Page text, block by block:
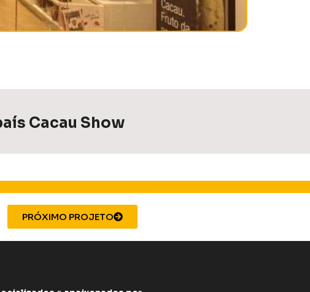
Cacau Show
PRÓXIMO PROJETO